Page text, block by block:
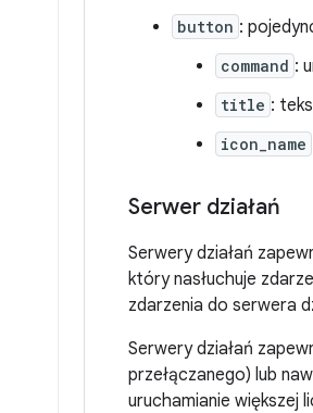
button :
command :
title :
icon_name
Serwer działań
Serwery działań
który nasłuchuje
zdarzenia do serwera
Serwery działań
przełączanego) lub
uruchamianie większej